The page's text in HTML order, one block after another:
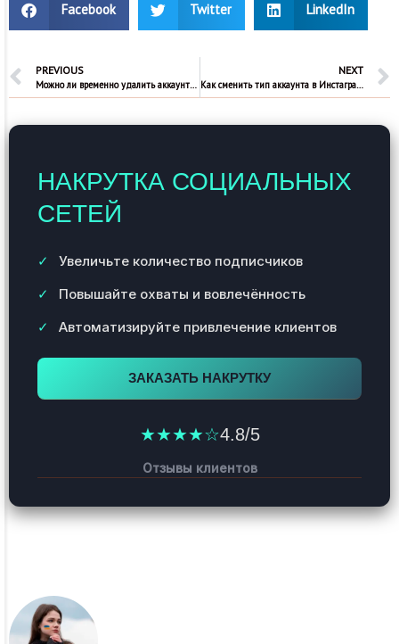
Facebook Twitter LinkedIn
PREVIOUS
Можно ли временно удалить аккаунт тг?
NEXT
Как сменить тип аккаунта в Инстаграм?
НАКРУТКА СОЦИАЛЬНЫХ
СЕТЕЙ
Увеличьте количество подписчиков
Повышайте охваты и вовлечённость
Автоматизируйте привлечение клиентов
ЗАКАЗАТЬ НАКРУТКУ
★★★★☆4.8/5
Отзывы клиентов